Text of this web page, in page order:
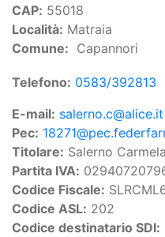
CAP 55018
Località Matraia
Comune
Capannori
Telefono 0583/392813
E-mail salerno.c@alice.it
Pec
Titolare Salerno Carmela
Partita IVA
Codice Fiscale
Codice ASL 202
Codice destinatario SDI